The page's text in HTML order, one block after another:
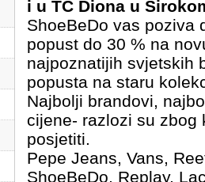
i u TC Diona u
ShoeBeDo vas poziva
popust do 30 % na
najpoznatijih svjetskih
popusta na staru
Najbolji brandovi,
cijene- razlozi su zbog
posjetiti.
Pepe Jeans, Vans,
ShoeBeDo, Replay,